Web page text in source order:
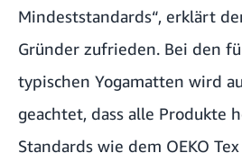
Mindeststandards“, erklärt
Gründer zufrieden. Bei den
typischen Yogamatten wird
geachtet, dass alle Produkte
Standards wie dem OEKO